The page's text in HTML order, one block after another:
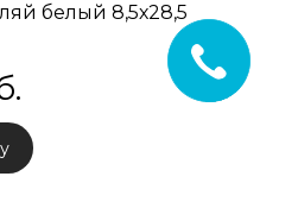
белый 8,5х28,5
1 753